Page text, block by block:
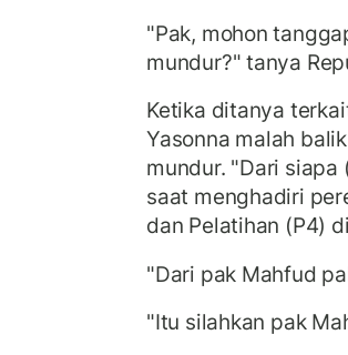
"Pak, mohon
mundur?" tanya
Ketika ditanya
Yasonna malah
mundur. "Dari siapa
saat menghadiri
dan Pelatihan (P4)
"Dari pak Mahfud
"Itu silahkan pak